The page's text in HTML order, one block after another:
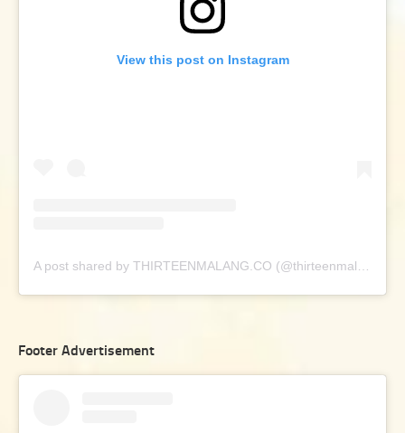
View this post on Instagram
A post shared by THIRTEENMALANG.CO (@thirteenmalang.co)
Footer Advertisement